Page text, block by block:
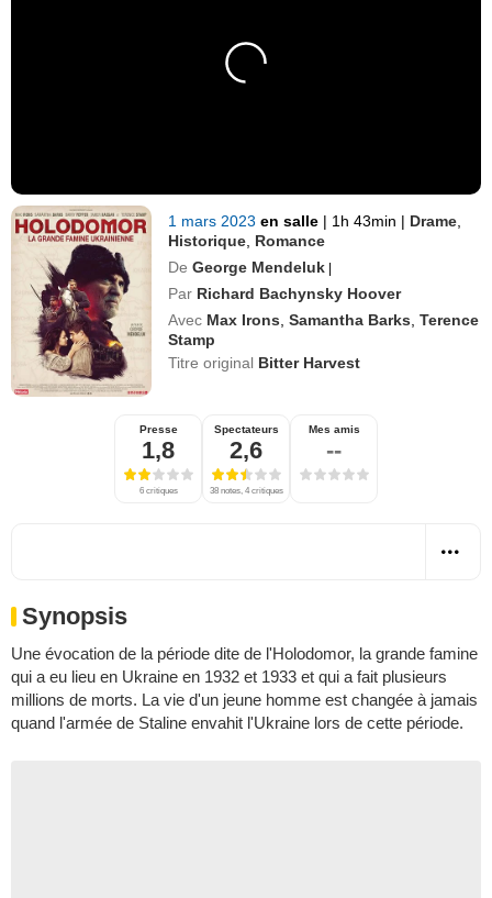
1 mars 2023en salle | 1h 43min | Drame
Historique Romance
De George Mendeluk |
Par Richard Bachynsky Hoover
Avec Max Irons ,Samantha Barks ,Terence
Stamp
Titre original Bitter Harvest
Presse
1,8
6 critiques
Spectateurs
2,6
38 notes, 4 critiques
Mes amis
--
Synopsis
Une évocation de la période dite de l'Holodomor, la grande famine
qui a eu lieu en Ukraine en 1932 et 1933 et qui a fait plusieurs
millions de morts. La vie d'un jeune homme est changée à jamais
quand l'armée de Staline envahit l'Ukraine lors de cette période.